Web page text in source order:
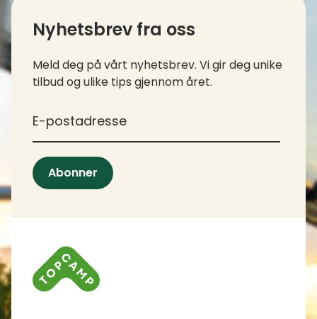
Nyhetsbrev fra oss
Meld deg på vårt nyhetsbrev. Vi gir deg unike
tilbud og ulike tips gjennom året.
E-postadresse
Abonner